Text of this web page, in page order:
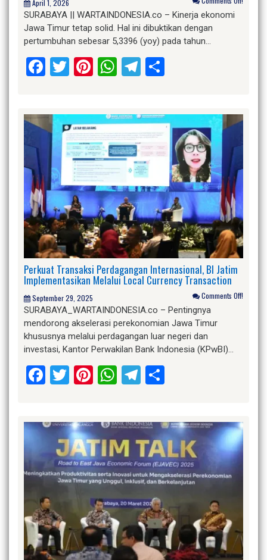
April 1, 2026
SURABAYA || WARTAINDONESIA.co – Kinerja ekonomi
Jawa Timur tetap solid. Hal ini dibuktikan dengan
pertumbuhan sebesar 5,3396 (yoy) pada tahun…
Facebook
Twitter
Pinterest
WhatsApp
Telegram
Perkuat Transaksi Perdagangan Internasional, BI Jatim
Implementasikan Melalui Local Currency Transaction
September 29, 2025 Comments Off!
SURABAYA_WARTAINDONESIA.co – Pentingnya
mendorong akselerasi perekonomian Jawa Timur
khususnya melalui perdagangan luar negeri dan
investasi, Kantor Perwakilan Bank Indonesia (KPwBI)…
Facebook
Twitter
Pinterest
WhatsApp
Telegram